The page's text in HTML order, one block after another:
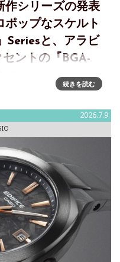
作シリーズの発表
ポップなスケルト
Seriesと、アラビ
ントの『BGA-
ップなスケルトンモデル
計算機は、女性向け耐衝
続きを読む
2026.7.9